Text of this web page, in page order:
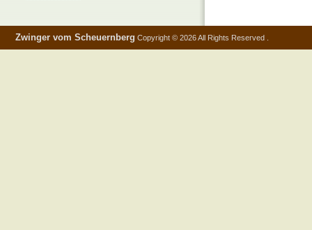
Zwinger vom Scheuernberg Copyright © 2026 All Rights Reserved .